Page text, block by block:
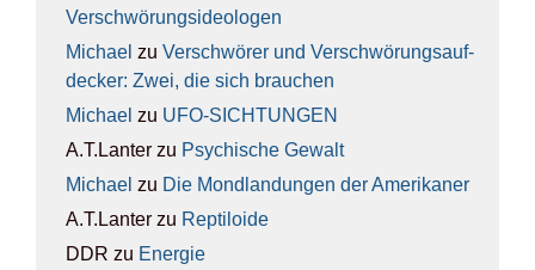
Ver­schwö­rungs­ideo­lo­gen
Michael zu Ver­schwö­rer und Ver­schwö­rungs­auf­
de­cker: Zwei, die sich brau­chen
Michael zu UFO-SICH­TUN­GEN
A.T.Lanter zu Psy­chi­sche Gewalt
Michael zu Die Mond­lan­dun­gen der Ame­ri­ka­ner
A.T.Lanter zu Rep­ti­lo­ide
DDR zu Ener­gie